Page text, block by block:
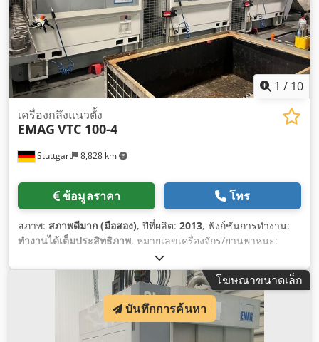
1 / 10
Stuttgart 8,828 km
เครื่องกลึงแนวตั้ง
EMAG VTC 100-4
ข้อมูลราคา โทร
สภาพ: สภาพดีมาก (มือสอง), ปีที่ผลิต: 2013, ฟังก์ชันการทำงาน:
ทำงานได้เต็มประสิทธิภาพ, หมายเลขเครื่องจักร/ยานพาหนะ:
โฆษณาขนาดเล็ก
บันทึกการค้นหา